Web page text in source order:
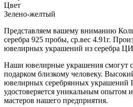
Цвет
Зелено-желтый
Представляем вашему вниманию
серебра 925 пробы, ср.вес 4.91г.
ювелирных украшений из серебра
Наши ювелирные украшения смогут
подарком близкому человеку.
ювелирных серебрянных
удостоверяется уникальным опытом
мастеров нашего предприятия.